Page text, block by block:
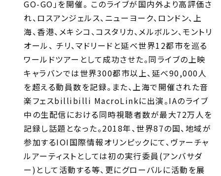
GO-GO」を開催。 このライブが国内外より高評価さ
れ、ロスアンジェルス、ニューヨーク、ロンドン、上
海、香港、メキシコ、コスタリカ、メルボルン、モントリ
オール、 チリ、マドリードと延べ世界12都市を巡る
ワールドツアーとして成功させた。同ライブの上映
キャラバンでは世界300都市以上、延べ90,000人
を超える動員数を記録。また、上海で開催された音
楽フェスbillibilli MacroLinkに出演。IAのライブ
中の生配信における同時視聴者数が最大72万人を
記録し話題となった。2018年、世界87の国、地域が
参加するIOI国際情報オリンピックにて、ヴァーチャ
ルアーティストとしては初の実行委員(アンバサダ
ー)として活動する等、更にグローバルに活動を展